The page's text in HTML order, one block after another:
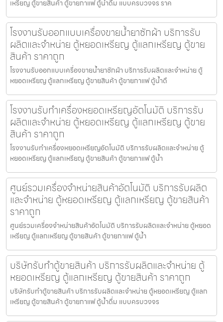
เหรียญ ตู้ขายสินค้า ตู้ขายกาแฟ ตู้น้ำดื่ม แบบครบวงจร ราค
โรงงานรับออกแบบเครื่องขายน้ำยาซักผ้า บริการรับ
ผลิตและจำหน่าย ตู้หยอดเหรียญ ตู้แลกเหรียญ ตู้ขาย
สินค้า ราคาถูก
โรงงานรับออกแบบเครื่องขายน้ำยาซักผ้า บริการรับผลิตและจำหน่าย ตู้
หยอดเหรียญ ตู้แลกเหรียญ ตู้ขายสินค้า ตู้ขายกาแฟ ตู้น้ำดื
โรงงานรับทำเครื่องหยอดเหรียญ​อัตโนมัติ บริการรับ
ผลิตและจำหน่าย ตู้หยอดเหรียญ ตู้แลกเหรียญ ตู้ขาย
สินค้า ราคาถูก
โรงงานรับทำเครื่องหยอดเหรียญ​อัตโนมัติ บริการรับผลิตและจำหน่าย ตู้
หยอดเหรียญ ตู้แลกเหรียญ ตู้ขายสินค้า ตู้ขายกาแฟ ตู้น้ำ
ศูนย์รวมเครื่องจำหน่ายสินค้า​อัตโนมัติ บริการรับผลิต
และจำหน่าย ตู้หยอดเหรียญ ตู้แลกเหรียญ ตู้ขายสินค้า
ราคาถูก
ศูนย์รวมเครื่องจำหน่ายสินค้า​อัตโนมัติ บริการรับผลิตและจำหน่าย ตู้หยอด
เหรียญ ตู้แลกเหรียญ ตู้ขายสินค้า ตู้ขายกาแฟ ตู้น้ำ
บริษัทรับทำตู้ขายสินค้า บริการรับผลิตและจำหน่าย ตู้
หยอดเหรียญ ตู้แลกเหรียญ ตู้ขายสินค้า ราคาถูก
บริษัทรับทำตู้ขายสินค้า บริการรับผลิตและจำหน่าย ตู้หยอดเหรียญ ตู้แลก
เหรียญ ตู้ขายสินค้า ตู้ขายกาแฟ ตู้น้ำดื่ม แบบครบวงจร